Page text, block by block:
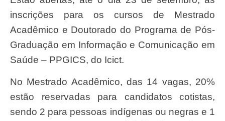
inscrições para os cursos de Mestrado
Acadêmico e Doutorado do Programa de Pós-
Graduação em Informação e Comunicação em
Saúde – PPGICS, do Icict.
No Mestrado Acadêmico, das 14 vagas, 20%
estão reservadas para candidatos cotistas,
sendo 2 para pessoas indígenas ou negras e 1